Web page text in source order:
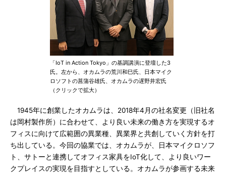
「IoT in Action Tokyo」の基調講演に登壇した3
氏。左から、オカムラの荒川和巳氏、日本マイク
ロソフトの菖蒲谷雄氏、オカムラの遅野井宏氏
（クリックで拡大）
1945年に創業したオカムラは、2018年4月の社名変更（旧社名
は岡村製作所）に合わせて、より良い未来の働き方を実現するオ
フィスに向けて広範囲の異業種、異業界と共創していく方針を打
ち出している。今回の協業では、オカムラが、日本マイクロソフ
ト、サトーと連携してオフィス家具をIoT化して、より良いワー
クプレイスの実現を目指すとしている。オカムラが参画する未来